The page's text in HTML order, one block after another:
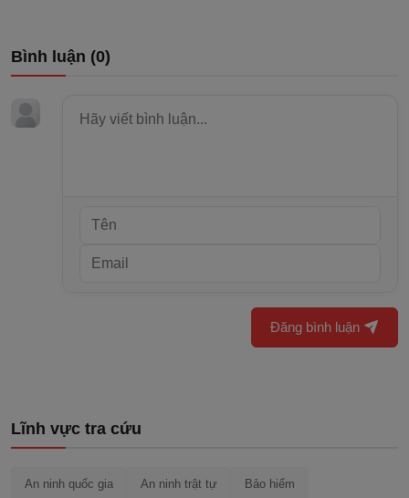
Bình luận (0)
Đăng bình luận
Lĩnh vực tra cứu
An ninh quốc gia An ninh trật tự Bảo hiểm